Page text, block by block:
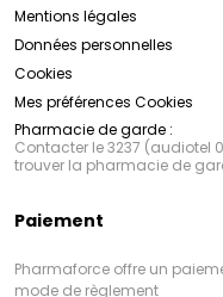
Mentions légales
Données personnelles
Cookies
Mes préférences Cookies
Pharmacie de garde :
Contacter le 3237
trouver la pharmacie de
Paiement
Pharmaforce offre un
mode de règlement